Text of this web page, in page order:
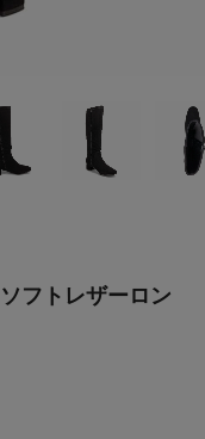
フトレザーロン